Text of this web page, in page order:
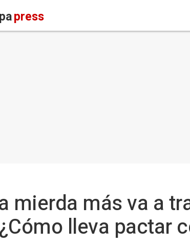
press
mierda más va a
lleva pactar